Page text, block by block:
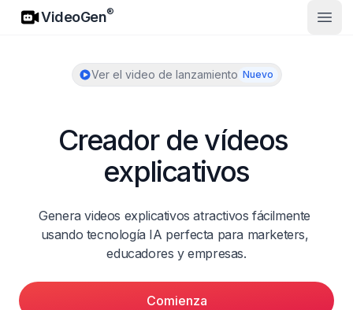
VideoGen
VideoGen®
Abrir
Ver el video de lanzamiento Nuevo
Creador de vídeos
explicativos
Genera videos explicativos atractivos fácilmente
usando tecnología IA perfecta para marketers,
educadores y empresas.
Comienza